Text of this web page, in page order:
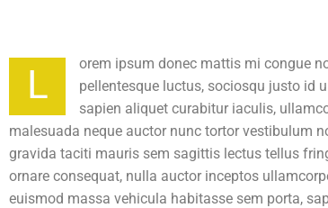
L
orem ipsum donec mattis mi congue
pellentesque luctus, sociosqu justo id
sapien aliquet curabitur iaculis,
malesuada neque auctor nunc tortor vestibulum
gravida taciti mauris sem sagittis lectus tellus
ornare consequat, nulla auctor inceptos
euismod massa vehicula habitasse sem porta,